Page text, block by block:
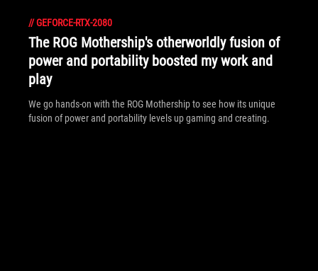
//GEFORCE-RTX-2080
The ROG Mothership's otherworldly fusion of
power and portability boosted my work and
play
We go hands-on with the ROG Mothership to see how its unique
fusion of power and portability levels up gaming and creating.